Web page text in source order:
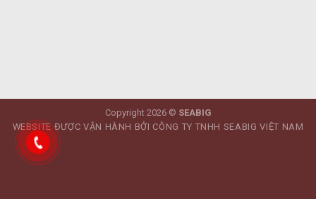
Copyright 2026 © SEABIG
WEBSITE ĐƯỢC VẬN HÀNH BỞI CÔNG TY TNHH SEABIG VIỆT NAM